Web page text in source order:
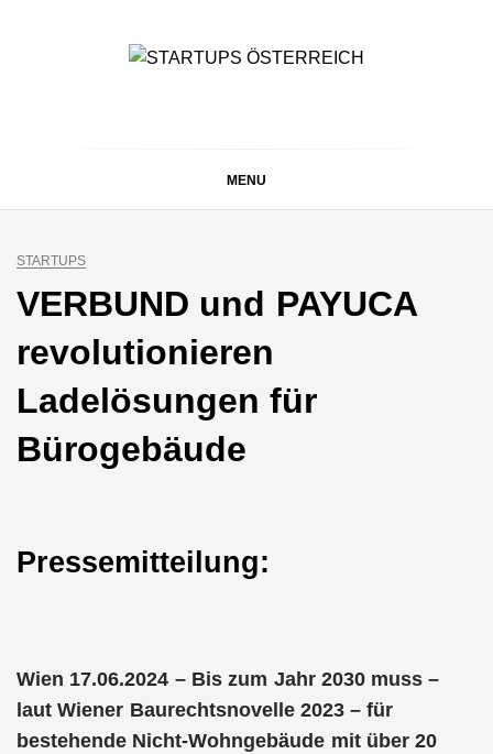
MENU
STARTUPS
VERBUND und PAYUCA
revolutionieren
Ladelösungen für
Bürogebäude
Pressemitteilung:
Wien 17.06.2024 – Bis zum Jahr 2030 muss –
laut Wiener Baurechtsnovelle 2023 – für
bestehende Nicht-Wohngebäude mit über 20